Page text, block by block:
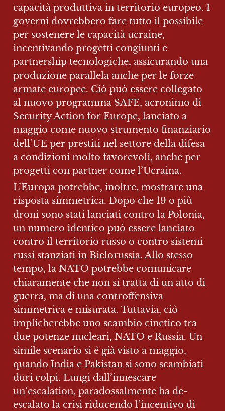
capacità produttiva in territorio europeo. I
governi dovrebbero fare tutto il possibile
per sostenere le capacità ucraine,
incentivando progetti congiunti e
partnership tecnologiche, assicurando una
produzione parallela anche per le forze
armate europee. Ciò può essere collegato
al nuovo programma SAFE, acronimo di
Security Action for Europe, lanciato a
maggio come nuovo strumento finanziario
dell’UE per prestiti nel settore della difesa
a condizioni molto favorevoli, anche per
progetti con partner come l’Ucraina.
L’Europa potrebbe, inoltre, mostrare una
risposta simmetrica. Dopo che 19 o più
droni sono stati lanciati contro la Polonia,
un numero identico può essere lanciato
contro il territorio russo o contro sistemi
russi stanziati in Bielorussia. Allo stesso
tempo, la NATO potrebbe comunicare
chiaramente che non si tratta di un atto di
guerra, ma di una controffensiva
simmetrica e misurata. Tuttavia, ciò
implicherebbe uno scambio cinetico tra
due potenze nucleari, NATO e Russia. Un
simile scenario si è già visto a maggio,
quando India e Pakistan si sono scambiati
duri colpi. Lungi dall’innescare
un’escalation, paradossalmente ha de-
escalato la crisi riducendo l’incentivo di